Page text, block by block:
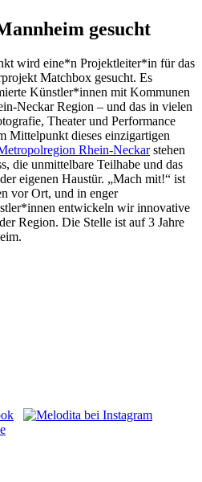
gesucht
wird eine*n Projektleiter*in für das
Matchbox gesucht. Es
Künstler*innen mit Kommunen
Neckar Region – und das in vielen
Theater und Performance
Mittelpunkt dieses einzigartigen
Rhein-Neckarstehen
die unmittelbare Teilhabe und das
eigenen Haustür. „Mach mit!“ ist
vor Ort, und in enger
entwickeln wir innovative
Region. Die Stelle ist auf 3 Jahre
.